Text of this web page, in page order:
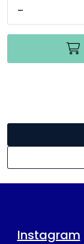
-
Instagram